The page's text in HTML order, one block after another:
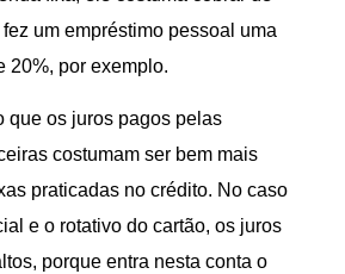
um empréstimo pessoal uma
20%, por exemplo.
que os juros pagos pelas
costumam ser bem mais
praticadas no crédito. No caso
e o rotativo do cartão, os juros
porque entra nesta conta o